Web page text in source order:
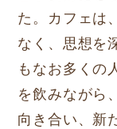
た。カフェは
なく、思想を
もなお多くの
を飲みながら
向き合い、新